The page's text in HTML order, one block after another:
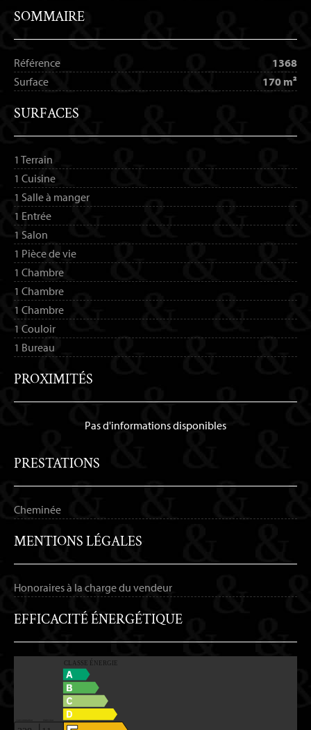
SOMMAIRE
Référence
1368
Surface
170 m²
SURFACES
1 Terrain
1 Cuisine
1 Salle à manger
1 Entrée
1 Salon
1 Pièce de vie
1 Chambre
1 Chambre
1 Chambre
1 Couloir
1 Bureau
PROXIMITÉS
Pas d'informations disponibles
PRESTATIONS
Cheminée
MENTIONS LÉGALES
Honoraires à la charge du vendeur
EFFICACITÉ ÉNERGÉTIQUE